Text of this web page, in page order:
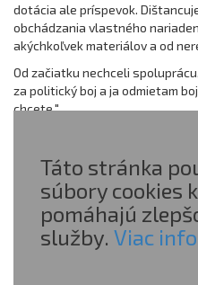
Táto stránka
súbory cookies
pomáhajú
služby. Viac info
dotácia ale príspevok.
obchádzania vlastného
akýchkoľvek materiálov a od
Od začiatku nechceli
za politický boj a ja odmietam
chcete."
© 2026 OZ Jazernica ·Home